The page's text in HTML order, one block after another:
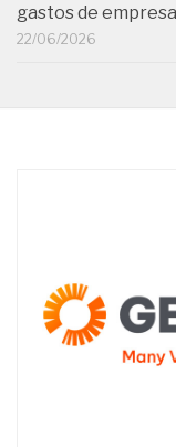
gastos de
22/06/2026